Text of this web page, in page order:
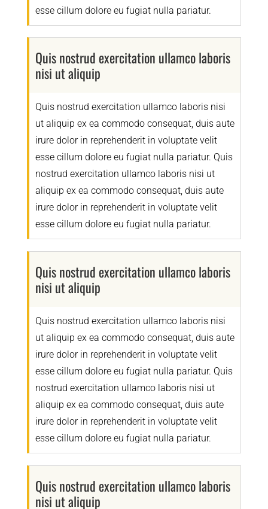
esse cillum dolore eu fugiat nulla pariatur.
Quis nostrud exercitation ullamco laboris
nisi ut aliquip
Quis nostrud exercitation ullamco laboris nisi
ut aliquip ex ea commodo consequat, duis aute
irure dolor in reprehenderit in voluptate velit
esse cillum dolore eu fugiat nulla pariatur. Quis
nostrud exercitation ullamco laboris nisi ut
aliquip ex ea commodo consequat, duis aute
irure dolor in reprehenderit in voluptate velit
esse cillum dolore eu fugiat nulla pariatur.
Quis nostrud exercitation ullamco laboris
nisi ut aliquip
Quis nostrud exercitation ullamco laboris nisi
ut aliquip ex ea commodo consequat, duis aute
irure dolor in reprehenderit in voluptate velit
esse cillum dolore eu fugiat nulla pariatur. Quis
nostrud exercitation ullamco laboris nisi ut
aliquip ex ea commodo consequat, duis aute
irure dolor in reprehenderit in voluptate velit
esse cillum dolore eu fugiat nulla pariatur.
Quis nostrud exercitation ullamco laboris
nisi ut aliquip